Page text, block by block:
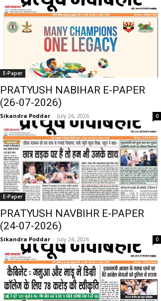
E-Paper
PRATYUSH NABIHAR E-PAPER
(26-07-2026)
Sikandra Poddar - July 26, 2026 0
E-Paper
PRATYUSH NAVBIHR E-PAPER
(24-07-2026)
Sikandra Poddar - July 24, 2026 0